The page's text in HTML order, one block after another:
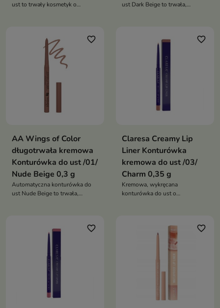
ust to trwały kosmetyk o
utrzymujący się nawet do 8
ust Dark Beige to trwała,
perfekcyjny kontur ust nawet do
favorite_border
AA Wings of Color
długotrwała kremowa
Konturówka do ust /01/
Nude Beige 0,3 g
Automatyczna konturówka do
ust Nude Beige to trwała,
perfekcyjny kontur ust nawet do
favorite_border
Claresa Creamy Lip
Liner Konturówka
kremowa do ust /03/
Charm 0,35 g
Kremowa, wykręcana
konturówka do ust o
komfort noszenia przez wiele
favorite_border favorite_border